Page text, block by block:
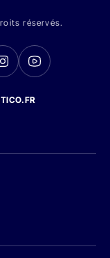
réservés.